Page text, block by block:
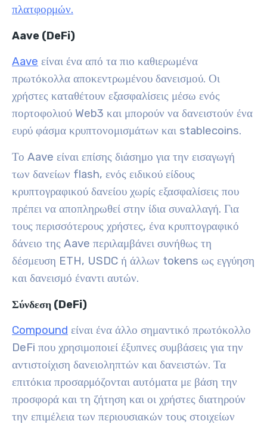
πλατφορμών.
Aave (DeFi)
Aave είναι ένα από τα πιο καθιερωμένα
πρωτόκολλα αποκεντρωμένου δανεισμού. Οι
χρήστες καταθέτουν εξασφαλίσεις μέσω ενός
πορτοφολιού Web3 και μπορούν να δανειστούν ένα
ευρύ φάσμα κρυπτονομισμάτων και stablecoins.
Το Aave είναι επίσης διάσημο για την εισαγωγή
των δανείων flash, ενός ειδικού είδους
κρυπτογραφικού δανείου χωρίς εξασφαλίσεις που
πρέπει να αποπληρωθεί στην ίδια συναλλαγή. Για
τους περισσότερους χρήστες, ένα κρυπτογραφικό
δάνειο της Aave περιλαμβάνει συνήθως τη
δέσμευση ETH, USDC ή άλλων tokens ως εγγύηση
και δανεισμό έναντι αυτών.
Σύνδεση (DeFi)
Compound είναι ένα άλλο σημαντικό πρωτόκολλο
DeFi που χρησιμοποιεί έξυπνες συμβάσεις για την
αντιστοίχιση δανειοληπτών και δανειστών. Τα
επιτόκια προσαρμόζονται αυτόματα με βάση την
προσφορά και τη ζήτηση και οι χρήστες διατηρούν
την επιμέλεια των περιουσιακών τους στοιχείων